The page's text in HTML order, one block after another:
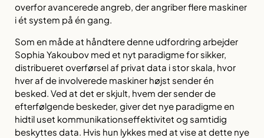
overfor avancerede angreb, der angriber flere maskiner
i ét system på én gang.
Som en måde at håndtere denne udfordring arbejder
Sophia Yakoubov med et nyt paradigme for sikker,
distribueret overførsel af privat data i stor skala, hvor
hver af de involverede maskiner højst sender én
besked. Ved at det er skjult, hvem der sender de
efterfølgende beskeder, giver det nye paradigme en
hidtil uset kommunikationseffektivitet og samtidig
beskyttes data. Hvis hun lykkes med at vise at dette nye